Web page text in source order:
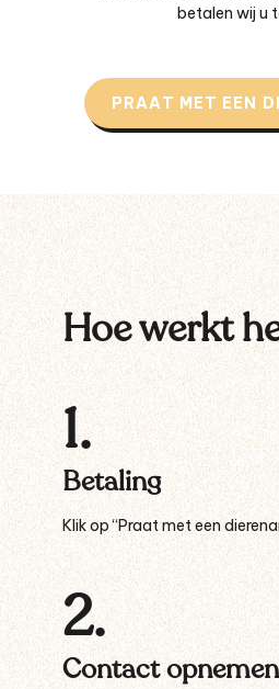
betalen wij u
PRAAT MET EEN
Hoe werkt
1.
Betaling
Klik op “Praat met een
2.
Contact opnemen